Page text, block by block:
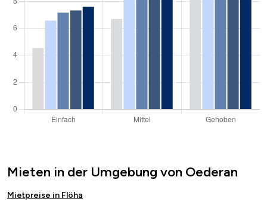
Mieten in der Umgebung von Oederan
Mietpreise in Flöha